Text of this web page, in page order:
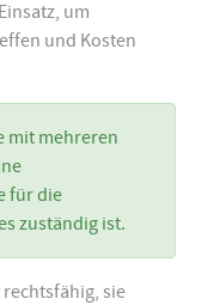
um
und Kosten
mit mehreren
für die
zuständig ist.
sie